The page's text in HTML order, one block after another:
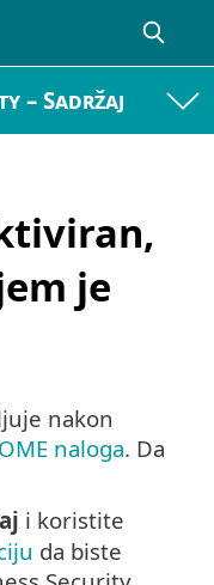
– Sadržaj
je
nakon
naloga. Da
i koristite
da biste